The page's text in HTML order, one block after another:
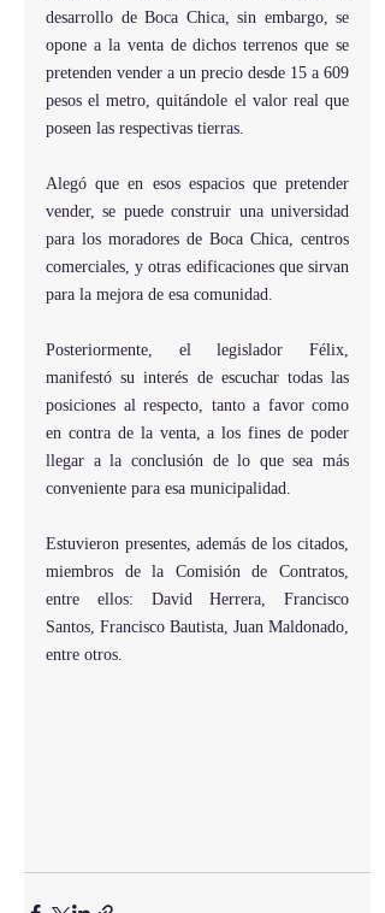
desarrollo de Boca Chica, sin embargo, se
opone a la venta de dichos terrenos que se
pretenden vender a un precio desde 15 a 609
pesos el metro, quitándole el valor real que
poseen las respectivas tierras.
Alegó que en esos espacios que pretender
vender, se puede construir una universidad
para los moradores de Boca Chica, centros
comerciales, y otras edificaciones que sirvan
para la mejora de esa comunidad.
Posteriormente, el legislador Félix,
manifestó su interés de escuchar todas las
posiciones al respecto, tanto a favor como
en contra de la venta, a los fines de poder
llegar a la conclusión de lo que sea más
conveniente para esa municipalidad.
Estuvieron presentes, además de los citados,
miembros de la Comisión de Contratos,
entre ellos: David Herrera, Francisco
Santos, Francisco Bautista, Juan Maldonado,
entre otros.